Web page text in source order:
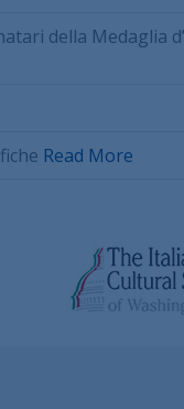
della Medaglia
Read More